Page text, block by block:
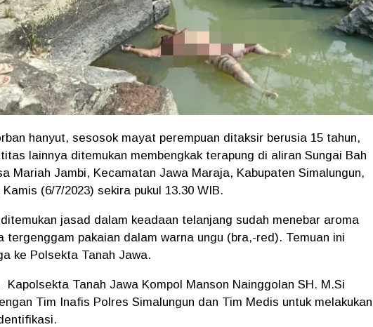
hanyut, sesosok mayat perempuan ditaksir berusia 15 tahun,
lainnya ditemukan membengkak terapung di aliran Sungai Bah
Mariah Jambi, Kecamatan Jawa Maraja, Kabupaten Simalungun,
(6/7/2023) sekira pukul 13.30 WIB.
jasad dalam keadaan telanjang sudah menebar aroma
tergenggam pakaian dalam warna ungu (bra,-red). Temuan ini
ke Polsekta Tanah Jawa.
Tanah Jawa Kompol Manson Nainggolan SH. M.Si
Tim Inafis Polres Simalungun dan Tim Medis untuk melakukan